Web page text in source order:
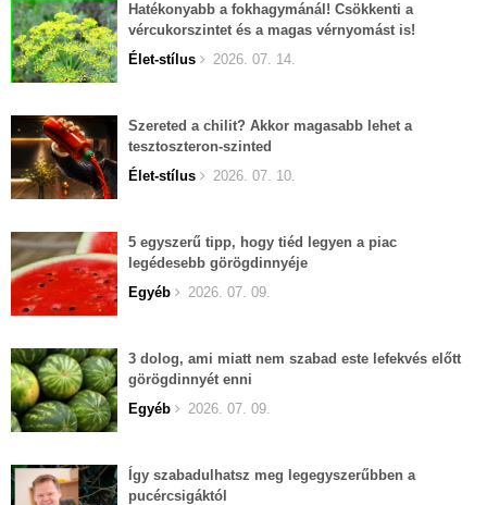
Hatékonyabb a fokhagymánál! Csökkenti a
vércukorszintet és a magas vérnyomást is!
Élet-stílus
2026. 07. 14.
Szereted a chilit? Akkor magasabb lehet a
tesztoszteron-szinted
Élet-stílus
2026. 07. 10.
5 egyszerű tipp, hogy tiéd legyen a piac
legédesebb görögdinnyéje
Egyéb
2026. 07. 09.
3 dolog, ami miatt nem szabad este lefekvés előtt
görögdinnyét enni
Egyéb
2026. 07. 09.
Így szabadulhatsz meg legegyszerűbben a
pucércsigáktól